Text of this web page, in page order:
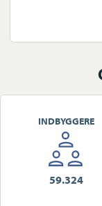
INDBYGGERE
59.324